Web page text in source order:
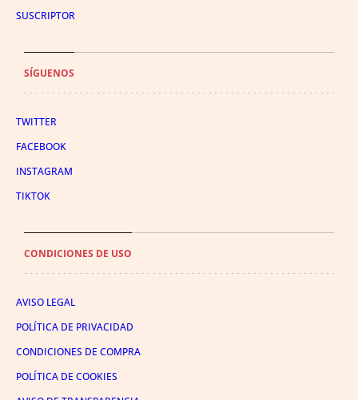
SUSCRIPTOR
SÍGUENOS
TWITTER
FACEBOOK
INSTAGRAM
TIKTOK
CONDICIONES DE USO
AVISO LEGAL
POLÍTICA DE PRIVACIDAD
CONDICIONES DE COMPRA
POLÍTICA DE COOKIES